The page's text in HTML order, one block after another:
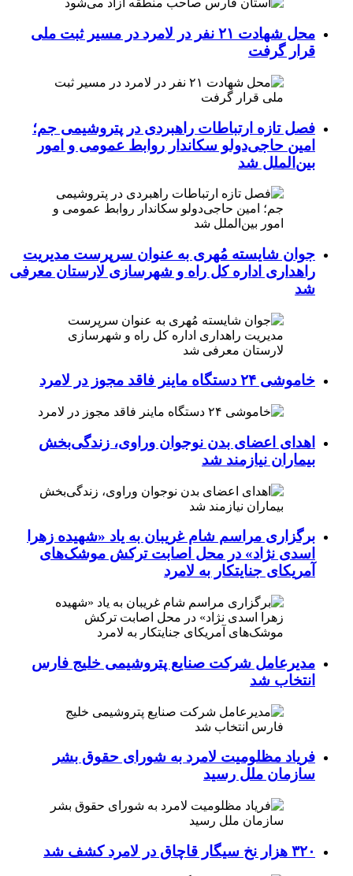
محل شهادت ۲۱ نفر در لامرد در مسیر ثبت ملی
قرار گرفت
فصل تازه ارتباطات راهبردی در پتروشیمی جم؛
امین حاجی‌دولو سکاندار روابط عمومی و امور
بین‌الملل شد
جوان شایسته مُهری به عنوان سرپرست مدیریت
راهداری اداره کل راه و شهرسازی لارستان معرفی
شد
خاموشی ۲۴ دستگاه ماینر فاقد مجوز در لامرد
اهدای اعضای بدن نوجوان وراوی، زندگی‌بخش
بیماران نیازمند شد
برگزاری مراسم شام غریبان به یاد «شهیده زهرا
اسدی نژاد» در محل اصابت ترکش موشک‌های
آمریکای جنایتکار به لامرد
مدیرعامل شرکت صنایع پتروشیمی خلیج فارس
انتخاب شد
فریاد مظلومیت لامرد به شورای حقوق بشر
سازمان ملل رسید
۳۲۰ هزار نخ سیگار قاچاق در لامرد کشف شد